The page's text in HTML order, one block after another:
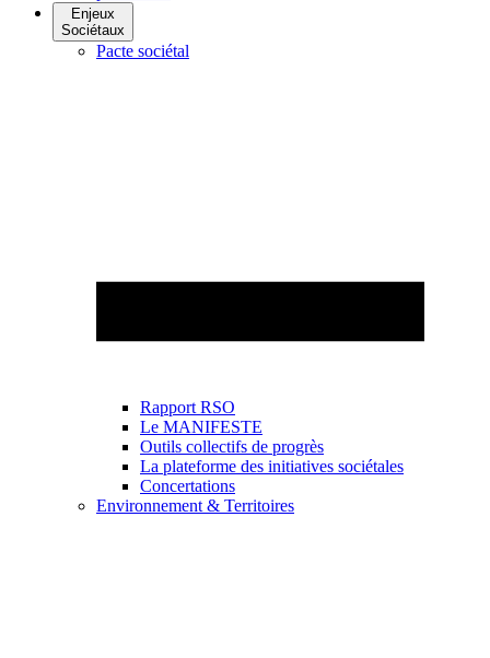
Enjeux
Sociétaux
Pacte sociétal
Rapport RSO
Le MANIFESTE
Outils collectifs de progrès
La plateforme des initiatives sociétales
Concertations
Environnement & Territoires